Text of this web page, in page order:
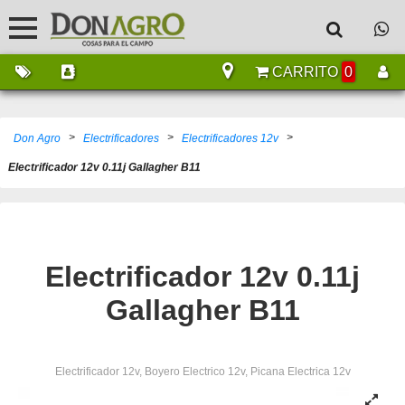
CARRITO 0
Don Agro > Electrificadores > Electrificadores 12v >
Electrificador 12v 0.11j Gallagher B11
Electrificador 12v 0.11j
Gallagher B11
Electrificador 12v, Boyero Electrico 12v, Picana Electrica 12v